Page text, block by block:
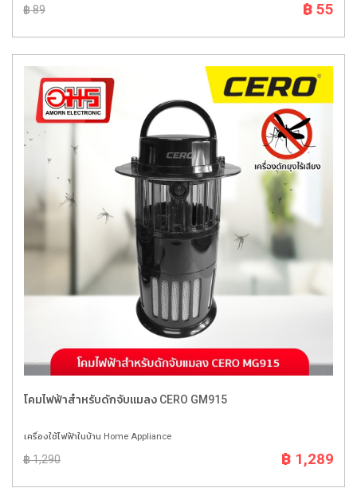
฿ 89 ฿ 55
โคมไฟฟ้าสำหรับดักจับแมลง CERO GM915
เครื่องใช้ไฟฟ้าในบ้าน Home Appliance
฿ 1,290 ฿ 1,289